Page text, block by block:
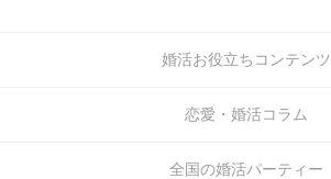
婚活お役立ちコンテンツ
恋愛・婚活コラム
全国の婚活パーティー